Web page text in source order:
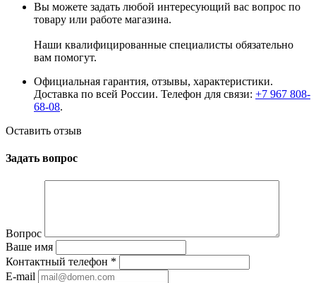
Вы можете задать любой интересующий вас вопрос по
товару или работе магазина.
Наши квалифицированные специалисты обязательно
вам помогут.
Официальная гарантия, отзывы, характеристики.
Доставка по всей России. Телефон для связи: +7 967 808-
68-08.
Оставить отзыв
Задать вопрос
Вопрос
Ваше имя
Контактный телефон *
E-mail